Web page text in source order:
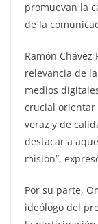
promuevan la
de la
Ramón Chávez
relevancia de
medios
crucial orientar
veraz y de
destacar a
misión”,
Por su parte,
ideólogo del